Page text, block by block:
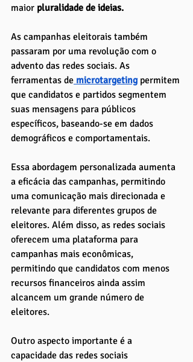
maior pluralidade de ideias.
As campanhas eleitorais também
passaram por uma revolução com o
advento das redes sociais. As
ferramentas de microtargeting permitem
que candidatos e partidos segmentem
suas mensagens para públicos
específicos, baseando-se em dados
demográficos e comportamentais.
Essa abordagem personalizada aumenta
a eficácia das campanhas, permitindo
uma comunicação mais direcionada e
relevante para diferentes grupos de
eleitores. Além disso, as redes sociais
oferecem uma plataforma para
campanhas mais econômicas,
permitindo que candidatos com menos
recursos financeiros ainda assim
alcancem um grande número de
eleitores.
Outro aspecto importante é a
capacidade das redes sociais